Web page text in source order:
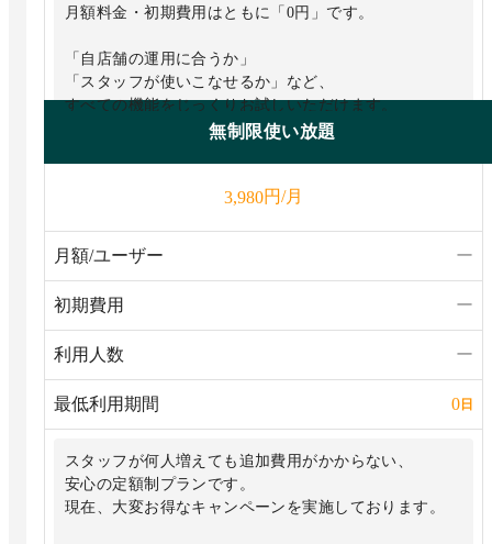
月額料金・初期費用はともに「0円」です。
「自店舗の運用に合うか」
「スタッフが使いこなせるか」など、
すべての機能をじっくりお試しいただけます。
違約金や解約金などは一切かかりません！
ご検証いただけます。
無制限使い放題
3,980円/月
月額/ユーザー ー
初期費用 ー
利用人数 ー
最低利用期間 0日
スタッフが何人増えても追加費用がかからない、
安心の定額制プランです。
現在、大変お得なキャンペーンを実施しております。